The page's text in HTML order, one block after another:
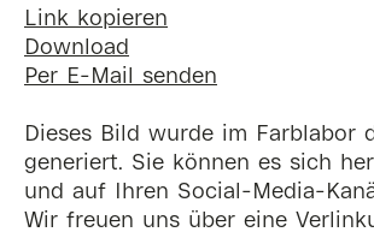
Link kopieren
Download
Per E-Mail senden
Dieses Bild wurde im Farblabor
generiert. Sie können es sich
und auf Ihren Social-Media-
Wir freuen uns über eine